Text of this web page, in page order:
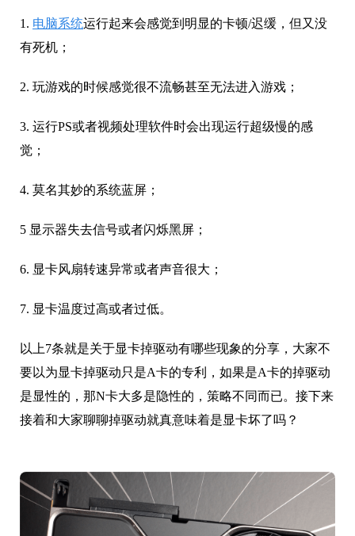
1. 电脑系统运行起来会感觉到明显的卡顿/迟缓，但又没
有死机；
2. 玩游戏的时候感觉很不流畅甚至无法进入游戏；
3. 运行PS或者视频处理软件时会出现运行超级慢的感
觉；
4. 莫名其妙的系统蓝屏；
5 显示器失去信号或者闪烁黑屏；
6. 显卡风扇转速异常或者声音很大；
7. 显卡温度过高或者过低。
以上7条就是关于显卡掉驱动有哪些现象的分享，大家不
要以为显卡掉驱动只是A卡的专利，如果是A卡的掉驱动
是显性的，那N卡大多是隐性的，策略不同而已。接下来
接着和大家聊聊掉驱动就真意味着是显卡坏了吗？